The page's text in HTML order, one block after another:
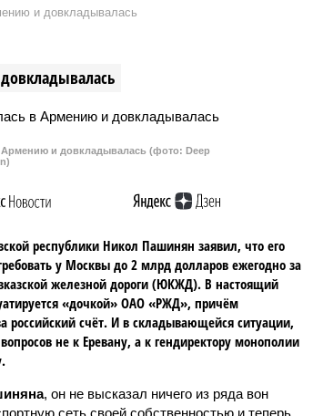
и довкладывалась
и довкладывалась (фото: Deep
республики Никол Пашинян заявил, что его
у Москвы до 2 млрд долларов ежегодно за
железной дороги (ЮКЖД). В настоящий
«дочкой» ОАО «РЖД», причём
российский счёт. И в складывающейся ситуации,
не к Еревану, а к гендиректору монополии
, он не высказал ничего из ряда вон
сеть своей собственностью и теперь